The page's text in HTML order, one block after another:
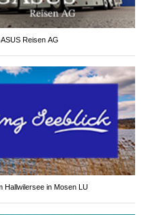
Reisen AG
Hallwilersee in Mosen LU